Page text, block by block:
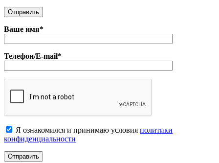
Ваше имя*
Телефон/E-mail*
Я ознакомился и принимаю условия политики
конфиденциальноcти